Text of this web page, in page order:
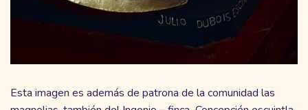
Esta imagen es además de patrona de la comunidad las